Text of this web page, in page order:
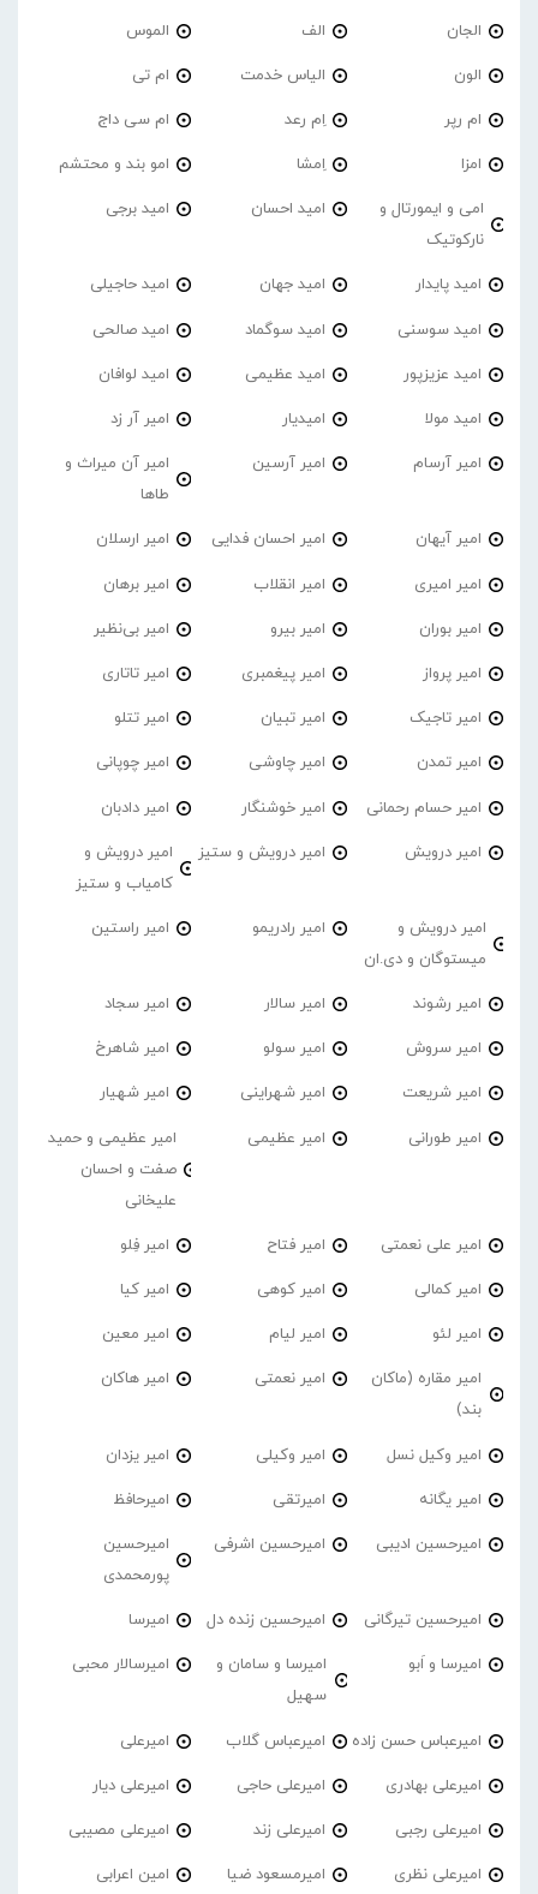
الجان الف الموس
الون الیاس خدمت ام تی
ام رپر اِم رعد ام سی داج
امزا اِمشا امو بند و محتشم
امی و ایمورتال و
نارکوتیک
امید احسان امید برجی
امید پایدار امید جهان امید حاجیلی
امید سوسنی امید سوگماد امید صالحی
امید عزیزپور امید عظیمی امید لوافان
امید مولا امیدیار امیر آر زد
امیر آرسام امیر آرسین
امیر آن میراث و
طاها
امیر آیهان امیر احسان فدایی امیر ارسلان
امیر امیری امیر انقلاب امیر برهان
امیر‌ بوران امیر بیرو امیر بی‌نظیر
امیر پرواز امیر پیغمبری امیر تاتاری
امیر تاجیک امیر تبیان امیر تتلو
امیر تمدن امیر چاوشی امیر چوپانی
امیر حسام رحمانی امیر خوشنگار امیر دادبان
امیر درویش امیر درویش و ستیز
امیر درویش و
کامیاب و ستیز
امیر درویش و
میستوگان و دی.ان
امیر رادریمو امیر راستین
امیر رشوند امیر سالار امیر سجاد
امیر سروش امیر سولو امیر شاهرخ
امیر شریعت امیر شهراینی امیر شهیار
امیر طورانی امیر عظیمی
امیر عظیمی و حمید
صفت و احسان
علیخانی
امیر علی نعمتی امیر فتاح امیر فِلو
امیر کمالی امیر کوهی امیر کیا
امیر لئو امیر لیام امیر معین
امیر مقاره (ماکان
بند)
امیر نعمتی امیر هاکان
امیر وکیل نسل امیر وکیلی امیر یزدان
امیر یگانه امیرتقی امیرحافظ
امیرحسین ادیبی امیرحسین اشرفی
امیرحسین
پورمحمدی
امیرحسین تیرگانی امیرحسین زنده دل امیرسا
امیرسا و اَبو
امیرسا و سامان و
سهیل
امیرسالار محبی
امیرعباس حسن زاده امیرعباس گلاب امیرعلی
امیرعلی بهادری امیرعلی حاجی امیرعلی دیار
امیرعلی رجبی امیرعلی زند امیرعلی مصیبی
امیرعلی نظری امیرمسعود ضیا امین اعرابی